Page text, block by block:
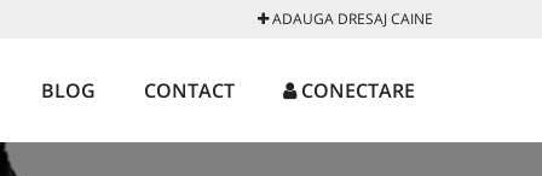
ADAUGA DRESAJ CAINE
BLOG CONTACT CONECTARE